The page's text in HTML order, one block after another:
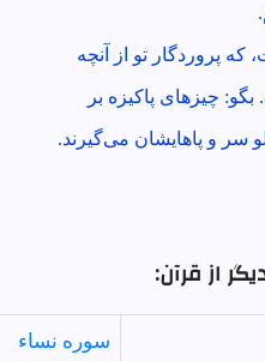
كه پروردگار تو از آنچه
چيزهاى پاكيزه بر
سر و پاهايشان مى‌گيرند.
از قرآن:
سوره نساء